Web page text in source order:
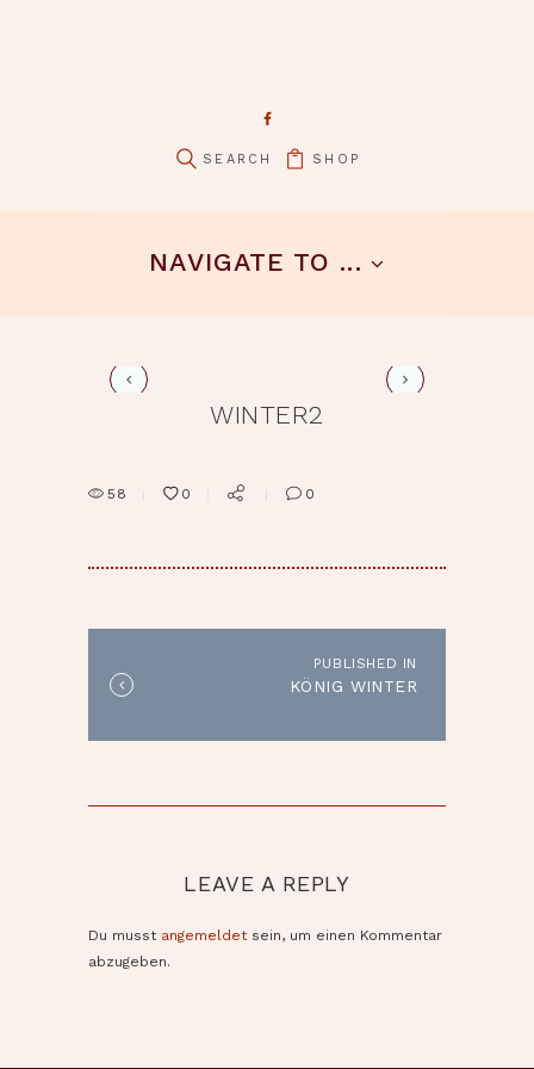
SHOP
NAVIGATE TO ...
winter2-gr
WINTER2
58 0 0
PUBLISHED IN
post:
KÖNIG WINTER
LEAVE A REPLY
Du musst angemeldetsein, um einen Kommentar
abzugeben.